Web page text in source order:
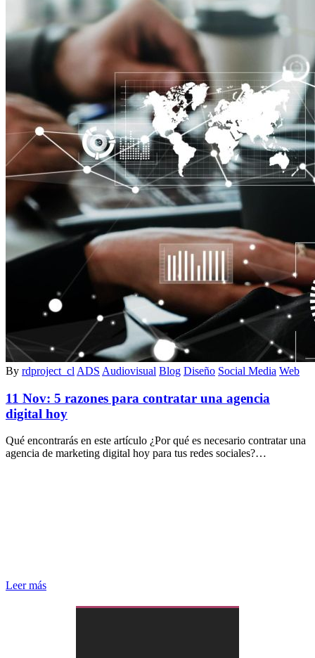
By rdproject_cl ADS Audiovisual Blog Diseño Social Media Web
11 Nov: 5 razones para contratar una agencia
digital hoy
Qué encontrarás en este artículo ¿Por qué es necesario contratar una
agencia de marketing digital hoy para tus redes sociales?…
Leer más